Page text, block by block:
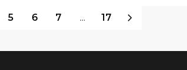
5 6 7 ... 17